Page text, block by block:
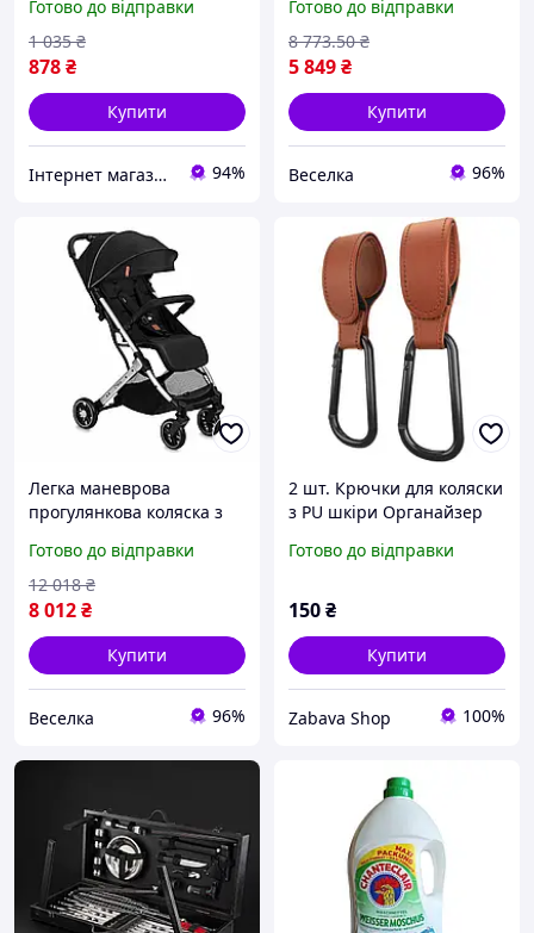
см для комфортних
дитячих колясок і
автокрісел
Готово до відправки
878₴
1 035 ₴
Купити
Інтернет магазин Slando 94%
років із регульованою
спинкою й кошиком
FLAME
Готово до відправки
5 849₴
8 773.50 ₴
Купити
Веселка 96%
Легка маневрова
прогулянкова коляска з
дітей від 6 місяців
регульованою спинкою
FLAME
Готово до відправки
8 012₴
12 018 ₴
Купити
Веселка 96%
2 шт. Крючки для коляски
з PU шкіри Органайзер
360-градусним
Готово до відправки
150₴
Купити
Zabava Shop 100%